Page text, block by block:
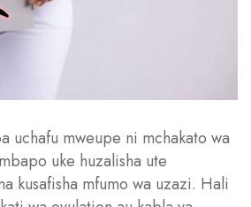
uchafu mweupe ni mchakato wa
uke huzalisha ute
kusafisha mfumo wa uzazi. Hali